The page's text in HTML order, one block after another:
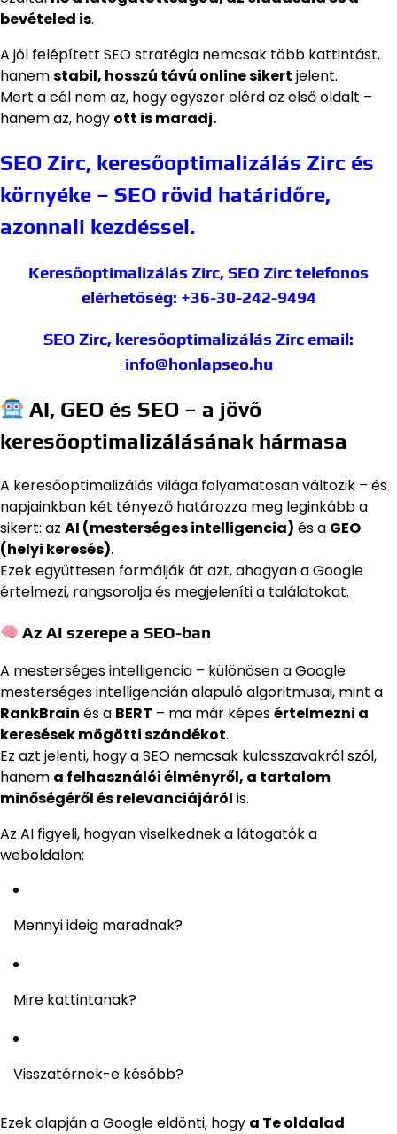
bevételed is.
A jól felépített SEO stratégia nemcsak több kattintást,
hanemstabil, hosszú távú online sikert jelent.
Mert a cél nem az, hogy egyszer elérd az első oldalt –
hanem az, hogy ott is maradj.
SEO Zirc, keresőoptimalizálás Zirc és
környéke – SEO rövid határidőre,
azonnali kezdéssel.
Keresőoptimalizálás Zirc, SEO Zirctelefonos
elérhetőség: +36-30-242-9494
SEO Zirc, keresőoptimalizálás Zirc email:
info@honlapseo.hu
AI, GEO és SEO – a jövő
keresőoptimalizálásának hármasa
A keresőoptimalizálás világa folyamatosan változik – és
napjainkban két tényező határozza meg leginkább a
sikert: az AI (mesterséges intelligencia) és a GEO
(helyi keresés).
Ezek együttesen formálják át azt, ahogyan a Google
értelmezi, rangsorolja és megjeleníti a találatokat.
Az AI szerepe a SEO-ban
A mesterséges intelligencia – különösen a Google
mesterséges intelligencián alapuló algoritmusai, mint a
RankBrain és a BERT – ma már képesértelmezni a
keresések mögötti szándékot.
Ez azt jelenti, hogy a SEO nemcsak kulcsszavakról szól,
hanem a felhasználói élményről, a tartalom
minőségéről és relevanciájáról is.
Az AI figyeli, hogyan viselkednek a látogatók a
weboldalon:
Mennyi ideig maradnak?
Mire kattintanak?
Visszatérnek-e később?
Ezek alapján a Google eldönti, hogy a Te oldalad